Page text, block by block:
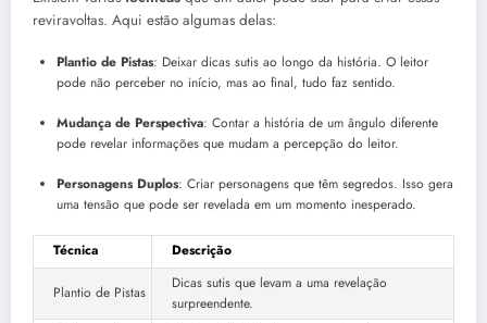
reviravoltas. Aqui estão algumas delas:
Plantio de Pistas: Deixar dicas sutis ao longo da história. O leitor
pode não perceber no início, mas ao final, tudo faz sentido.
Mudança de Perspectiva: Contar a história de um ângulo diferente
pode revelar informações que mudam a percepção do leitor.
Personagens Duplos: Criar personagens que têm segredos. Isso gera
uma tensão que pode ser revelada em um momento inesperado.
Técnica Descrição
Plantio de Pistas
Dicas sutis que levam a uma revelação
surpreendente.